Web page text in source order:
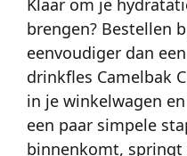
brengen? Bestellen
eenvoudiger dan
drinkfles Camelbak
in je winkelwagen
een paar simpele
binnenkomt, springt